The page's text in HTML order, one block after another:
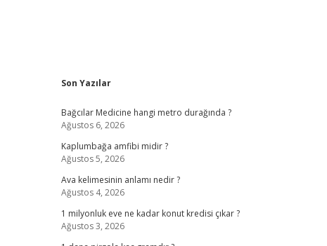
Sidebar
Son Yazılar
Bağcılar Medicine hangi metro durağında ?
Ağustos 6, 2026
Kaplumbağa amfibi midir ?
Ağustos 5, 2026
Ava kelimesinin anlamı nedir ?
Ağustos 4, 2026
1 milyonluk eve ne kadar konut kredisi çıkar ?
Ağustos 3, 2026